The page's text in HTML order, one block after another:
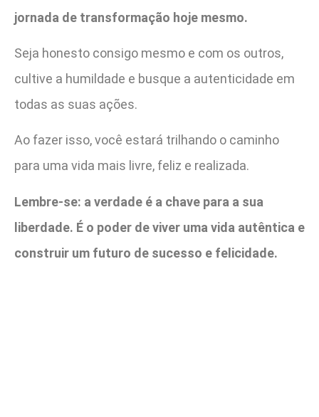
jornada de transformação hoje mesmo.
Seja honesto consigo mesmo e com os outros,
cultive a humildade e busque a autenticidade em
todas as suas ações.
Ao fazer isso, você estará trilhando o caminho
para uma vida mais livre, feliz e realizada.
Lembre-se: a verdade é a chave para a sua
liberdade. É o poder de viver uma vida autêntica e
construir um futuro de sucesso e felicidade.